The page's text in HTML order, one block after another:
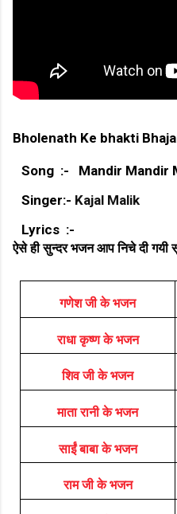
Bholenath Ke bhakti
Song :- Mandir Mandir
Singer:- Kajal Malik
Lyrics :-
ऐसे ही सुन्दर भजन आप निचे दी
गणेश जी के भजन
राधा कृष्ण के भजन
शिव जी के भजन
माता रानी के भजन
साईं बाबा के भजन
राम जी के भजन